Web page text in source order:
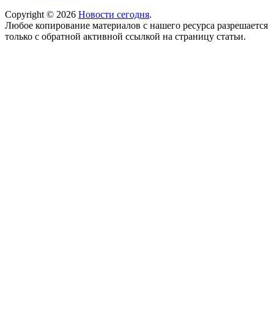
Copyright © 2026 Новости сегодня.
Любое копирование материалов с нашего ресурса разрешается
только с обратной активной ссылкой на страницу статьи.